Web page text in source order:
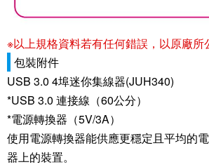
※以上規格資料若有任何錯誤，以原廠所
包裝附件
USB 3.0 4埠迷你集線器(JUH340)
*USB 3.0 連接線（60公分）
*電源轉換器（5V/3A）
使用電源轉換器能供應更穩定且平均的
器上的裝置。